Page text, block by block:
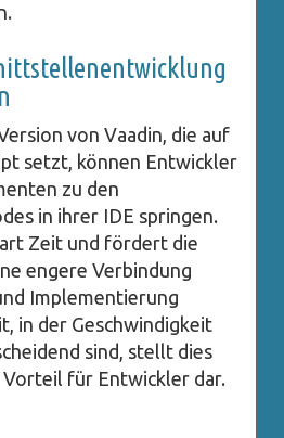
von Vaadin, die auf
setzt, können Entwickler
zu den
in ihrer IDE springen.
Zeit und fördert die
engere Verbindung
Implementierung
in der Geschwindigkeit
sind, stellt dies
für Entwickler dar.